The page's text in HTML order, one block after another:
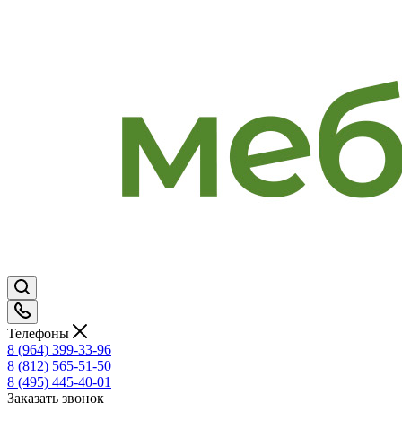
Телефоны
8 (964) 399-33-96
8 (812) 565-51-50
8 (495) 445-40-01
Заказать звонок